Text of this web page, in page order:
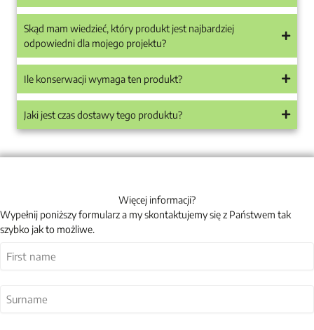
Skąd mam wiedzieć, który produkt jest najbardziej
odpowiedni dla mojego projektu?
Ile konserwacji wymaga ten produkt?
Jaki jest czas dostawy tego produktu?
Więcej informacji?
Wypełnij poniższy formularz a my skontaktujemy się z Państwem tak
szybko jak to możliwe.